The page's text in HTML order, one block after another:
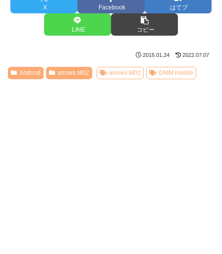
X Facebook はてブ
LINE コピー
2016.01.24 2022.07.07
Android arrows M02 arrows M02 DMM mobile